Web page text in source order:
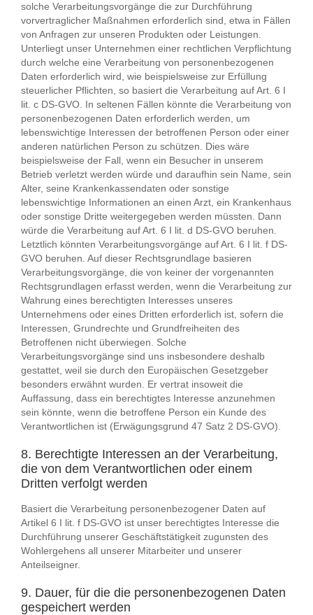
solche Verarbeitungsvorgänge die zur Durchführung
vorvertraglicher Maßnahmen erforderlich sind, etwa in Fällen
von Anfragen zur unseren Produkten oder Leistungen.
Unterliegt unser Unternehmen einer rechtlichen Verpflichtung
durch welche eine Verarbeitung von personenbezogenen
Daten erforderlich wird, wie beispielsweise zur Erfüllung
steuerlicher Pflichten, so basiert die Verarbeitung auf Art. 6 I
lit. c DS-GVO. In seltenen Fällen könnte die Verarbeitung von
personenbezogenen Daten erforderlich werden, um
lebenswichtige Interessen der betroffenen Person oder einer
anderen natürlichen Person zu schützen. Dies wäre
beispielsweise der Fall, wenn ein Besucher in unserem
Betrieb verletzt werden würde und daraufhin sein Name, sein
Alter, seine Krankenkassendaten oder sonstige
lebenswichtige Informationen an einen Arzt, ein Krankenhaus
oder sonstige Dritte weitergegeben werden müssten. Dann
würde die Verarbeitung auf Art. 6 I lit. d DS-GVO beruhen.
Letztlich könnten Verarbeitungsvorgänge auf Art. 6 I lit. f DS-
GVO beruhen. Auf dieser Rechtsgrundlage basieren
Verarbeitungsvorgänge, die von keiner der vorgenannten
Rechtsgrundlagen erfasst werden, wenn die Verarbeitung zur
Wahrung eines berechtigten Interesses unseres
Unternehmens oder eines Dritten erforderlich ist, sofern die
Interessen, Grundrechte und Grundfreiheiten des
Betroffenen nicht überwiegen. Solche
Verarbeitungsvorgänge sind uns insbesondere deshalb
gestattet, weil sie durch den Europäischen Gesetzgeber
besonders erwähnt wurden. Er vertrat insoweit die
Auffassung, dass ein berechtigtes Interesse anzunehmen
sein könnte, wenn die betroffene Person ein Kunde des
Verantwortlichen ist (Erwägungsgrund 47 Satz 2 DS-GVO).
8. Berechtigte Interessen an der Verarbeitung,
die von dem Verantwortlichen oder einem
Dritten verfolgt werden
Basiert die Verarbeitung personenbezogener Daten auf
Artikel 6 I lit. f DS-GVO ist unser berechtigtes Interesse die
Durchführung unserer Geschäftstätigkeit zugunsten des
Wohlergehens all unserer Mitarbeiter und unserer
Anteilseigner.
9. Dauer, für die die personenbezogenen Daten
gespeichert werden